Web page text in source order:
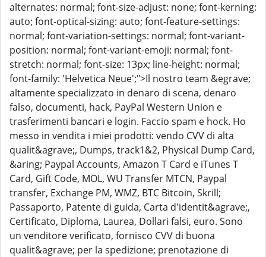
alternates: normal; font-size-adjust: none; font-kerning:
auto; font-optical-sizing: auto; font-feature-settings:
normal; font-variation-settings: normal; font-variant-
position: normal; font-variant-emoji: normal; font-
stretch: normal; font-size: 13px; line-height: normal;
font-family: 'Helvetica Neue';">Il nostro team &egrave;
altamente specializzato in denaro di scena, denaro
falso, documenti, hack, PayPal Western Union e
trasferimenti bancari e login. Faccio spam e hock. Ho
messo in vendita i miei prodotti: vendo CVV di alta
qualit&agrave;, Dumps, track1&2, Physical Dump Card,
&aring; Paypal Accounts, Amazon T Card e iTunes T
Card, Gift Code, MOL, WU Transfer MTCN, Paypal
transfer, Exchange PM, WMZ, BTC Bitcoin, Skrill;
Passaporto, Patente di guida, Carta d'identit&agrave;,
Certificato, Diploma, Laurea, Dollari falsi, euro. Sono
un venditore verificato, fornisco CVV di buona
qualit&agrave; per la spedizione; prenotazione di